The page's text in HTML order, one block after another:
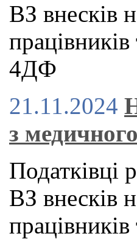
ВЗ внесків
4ДФ
21.11.2024
з
Податківці
ВЗ внесків